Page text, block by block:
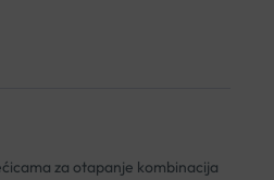
za otapanje kombinacija